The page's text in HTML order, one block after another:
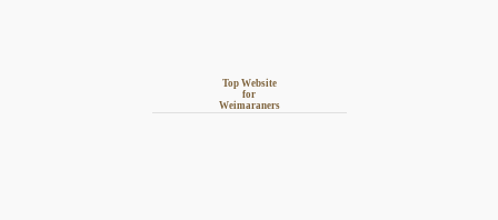
Top Website
for
Weimaraners